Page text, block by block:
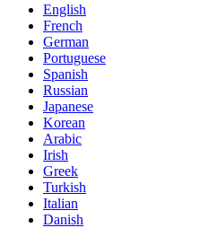
English
French
German
Portuguese
Spanish
Russian
Japanese
Korean
Arabic
Irish
Greek
Turkish
Italian
Danish